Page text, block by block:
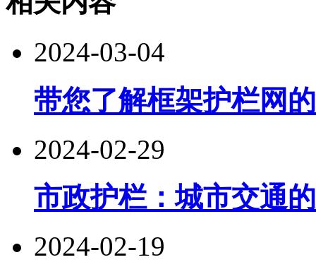
2024-03-04
带您了解框架护栏网
2024-02-29
市政护栏：城市交通
2024-02-19